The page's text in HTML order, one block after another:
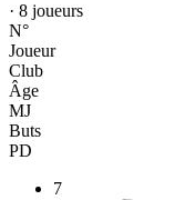
· 8 joueurs
N°
Joueur
Club
Âge
MJ
Buts
PD
7